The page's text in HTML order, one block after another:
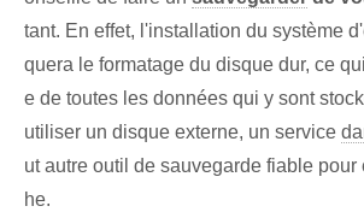
tant. En effet, l'installation du système
quera le formatage du disque dur, ce
e de toutes les données qui y sont
utiliser un disque externe, un service
ut autre outil de sauvegarde fiable pour
he.